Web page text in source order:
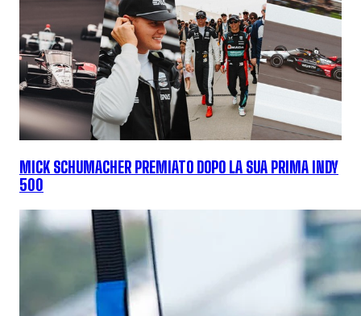
MICK SCHUMACHER PREMIATO DOPO LA SUA PRIMA INDY
500